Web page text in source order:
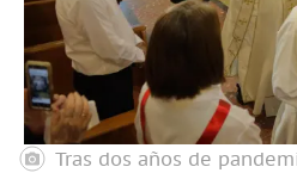
Tras dos años de